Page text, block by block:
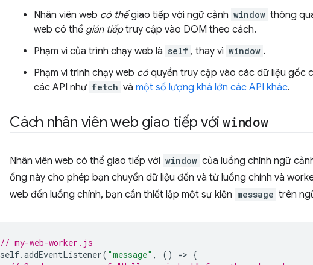
Nhân viên web có thểgiao tiếp với ngữ cảnh window thông
web có thể gián tiếptruy cập vào DOM theo cách.
Phạm vi của trình chạy web là self , thay vì window .
Phạm vi trình chạy web có quyền truy cập vào các dữ liệu gốc
các API như fetch và một số lượng khá lớn các API khác.
Cách nhân viên web giao tiếp vớiwindow
Nhân viên web có thể giao tiếp với window của luồng chính ngữ
ống này cho phép bạn chuyển dữ liệu đến và từ luồng chính và
web đến luồng chính, bạn cần thiết lập một sự kiện message trên
// my-web-worker.js
self.addEventListener( "message" , () => {